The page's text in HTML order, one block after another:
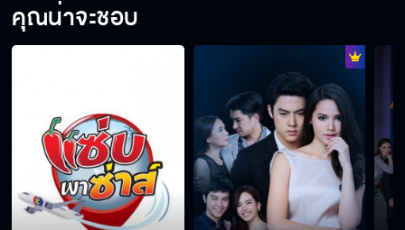
คุณน่าจะชอบ